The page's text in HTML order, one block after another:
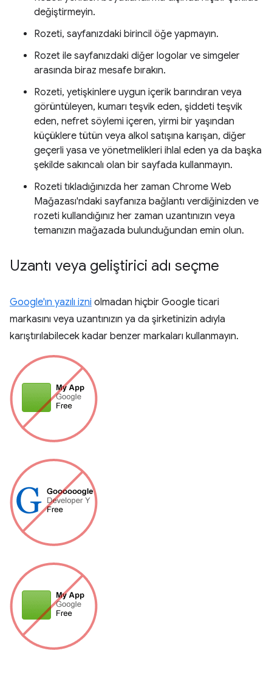
değiştirmeyin.
Rozeti, sayfanızdaki birincil öğe yapmayın.
Rozet ile sayfanızdaki diğer logolar ve simgeler
arasında biraz mesafe bırakın.
Rozeti, yetişkinlere uygun içerik barındıran veya
görüntüleyen, kumarı teşvik eden, şiddeti teşvik
eden, nefret söylemi içeren, yirmi bir yaşından
küçüklere tütün veya alkol satışına karışan, diğer
geçerli yasa ve yönetmelikleri ihlal eden ya da başka
şekilde sakıncalı olan bir sayfada kullanmayın.
Rozeti tıkladığınızda her zaman Chrome Web
Mağazası'ndaki sayfanıza bağlantı verdiğinizden ve
rozeti kullandığınız her zaman uzantınızın veya
temanızın mağazada bulunduğundan emin olun.
Uzantı veya geliştirici adı seçme
Google'ın yazılı izni olmadan hiçbir Google ticari
markasını veya uzantınızın ya da şirketinizin adıyla
karıştırılabilecek kadar benzer markaları kullanmayın.